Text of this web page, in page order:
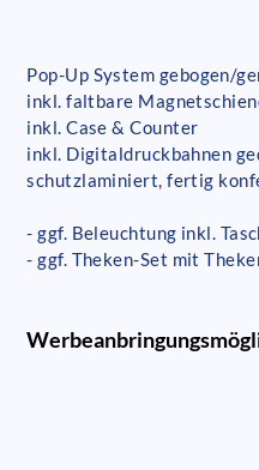
Pop-Up System gebogen/
inkl. faltbare
inkl. Case & Counter
inkl. Digitaldruckbahnen
schutzlaminiert, fertig
- ggf. Beleuchtung inkl.
- ggf. Theken-Set mit